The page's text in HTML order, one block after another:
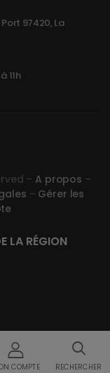
97420, La
11h
– A propos –
– Gérer les
LA RÉGION
COMPTE RECHERCHER